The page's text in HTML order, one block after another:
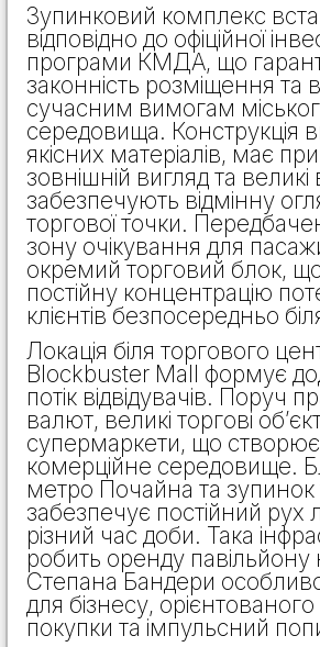
Зупинковий комплекс
відповідно до офіційної
програми КМДА, що
законність розміщення та
сучасним вимогам
середовища. Конструкція
якісних матеріалів, має
зовнішній вигляд та великі
забезпечують відмінну
торгової точки.
зону очікування для
окремий торговий блок,
постійну концентрацію
клієнтів безпосередньо
Локація біля торгового
Blockbuster Mall формує
потік відвідувачів. Поруч
валют, великі торгові
супермаркети, що
комерційне середовище.
метро Почайна та зупинок
забезпечує постійний рух
різний час доби. Така
робить оренду павільйону
Степана Бандери
для бізнесу,
покупки та імпульсний